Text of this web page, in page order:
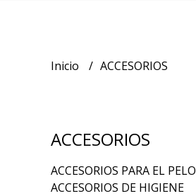
Inicio ACCESORIOS
ACCESORIOS
ACCESORIOS PARA EL PELO
ACCESORIOS DE HIGIENE